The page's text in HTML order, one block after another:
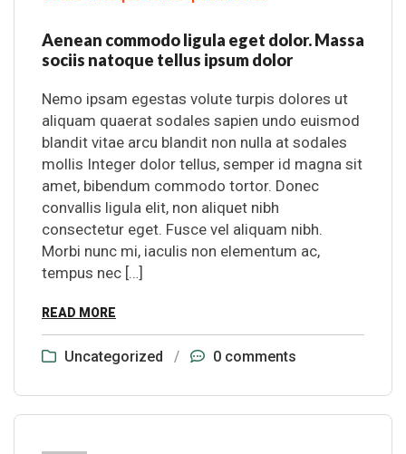
Aenean commodo ligula eget dolor. Massa
sociis natoque tellus ipsum dolor
Nemo ipsam egestas volute turpis dolores ut
aliquam quaerat sodales sapien undo euismod
blandit vitae arcu blandit non nulla at sodales
mollis Integer dolor tellus, semper id magna sit
amet, bibendum commodo tortor. Donec
convallis ligula elit, non aliquet nibh
consectetur eget. Fusce vel aliquam nibh.
Morbi nunc mi, iaculis non elementum ac,
tempus nec […]
READ MORE
Uncategorized / 0 comments